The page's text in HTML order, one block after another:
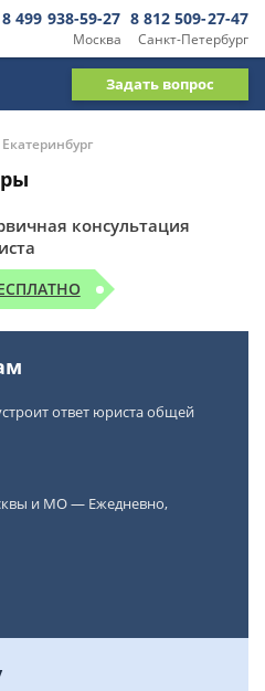
Москва
8 499 938-59-27
Санкт-Петербург
8 812 509-27-47
Задать вопрос
Екатеринбург
консультация
ответ юриста общей
и МО — Ежедневно,